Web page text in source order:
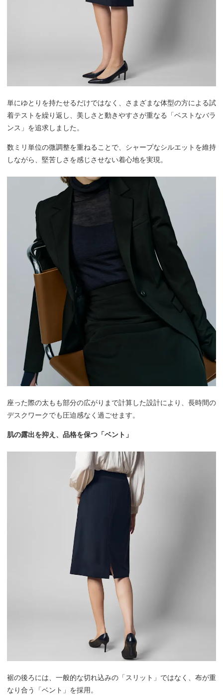
単にゆとりを持たせるだけではなく、さまざまな体型の方による試
着テストを繰り返し、美しさと動きやすさが重なる「ベストなバラ
ンス」を追求しました。
数ミリ単位の微調整を重ねることで、シャープなシルエットを維持
しながら、堅苦しさを感じさせない着心地を実現。
座った際の太もも部分の広がりまで計算した設計により、長時間の
デスクワークでも圧迫感なく過ごせます。
肌の露出を抑え、品格を保つ「ベント」
裾の後ろには、一般的な切れ込みの「スリット」ではなく、布が重
なり合う「ベント」を採用。